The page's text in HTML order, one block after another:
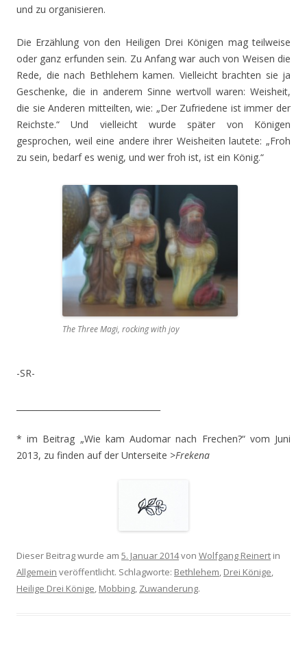
und zu organisieren.
Die Erzählung von den Heiligen Drei Königen mag teilweise
oder ganz erfunden sein. Zu Anfang war auch von Weisen die
Rede, die nach Bethlehem kamen. Vielleicht brachten sie ja
Geschenke, die in anderem Sinne wertvoll waren: Weisheit,
die sie Anderen mitteilten, wie: „Der Zufriedene ist immer der
Reichste.“ Und vielleicht wurde später von Königen
gesprochen, weil eine andere ihrer Weisheiten lautete: „Froh
zu sein, bedarf es wenig, und wer froh ist, ist ein König.“
The Three Magi, rocking with joy
-SR-
* im Beitrag „Wie kam Audomar nach Frechen?“ vom Juni
2013, zu finden auf der Unterseite >Frekena
Dieser Beitrag wurde am 5. Januar 2014von Wolfgang Reinert in
Allgemein veröffentlicht. Schlagworte: Bethlehem, Drei Könige,
Heilige Drei Könige, Mobbing, Zuwanderung.